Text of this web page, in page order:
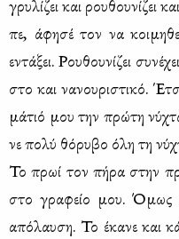
γρυ­λί­ζει και
πε, άφη­σέ τον να
εντά­ξει. Ρου­θου­νί­ζει
στο και να­νου­ρι­στι­κό.
μά­τιό μου την πρώ­τη
νε πο­λύ θό­ρυ­βο όλη τη
Το πρωί τον πή­ρα στην
στο γρα­φείο μου. Όμως
από­λαυ­ση. Το έκα­νε και